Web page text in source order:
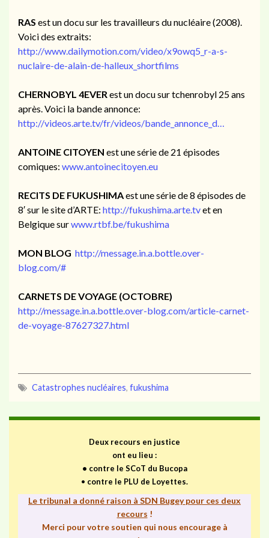
RAS est un docu sur les travailleurs du nucléaire (2008).
Voici des extraits:
http://www.dailymotion.com/video/x9owq5_r-a-s-
nuclaire-de-alain-de-halleux_shortfilms
CHERNOBYL 4EVERest un docu sur tchenrobyl 25 ans
après. Voici la bande annonce:
http://videos.arte.tv/fr/videos/bande_annonce_d…
ANTOINE CITOYEN est une série de 21 épisodes
comiques: www.antoinecitoyen.eu
RECITS DE FUKUSHIMAest une série de 8 épisodes de
8′ sur le site d’ARTE: http://fukushima.arte.tvet en
Belgique surwww.rtbf.be/fukushima
MON BLOG http://message.in.a.bottle.over-
blog.com/#
CARNETS DE VOYAGE (OCTOBRE)
http://message.in.a.bottle.over-blog.com/article-carnet-
de-voyage-87627327.html
Catastrophes nucléaires, fukushima
Deux recours en justice
ont eu lieu :
• contre le SCoT du Bucopa
• contre le PLU de Loyettes.
Le tribunal a donné raison à SDN Bugey pour ces deux
recours !
Merci pour votre soutien qui nous encourage à